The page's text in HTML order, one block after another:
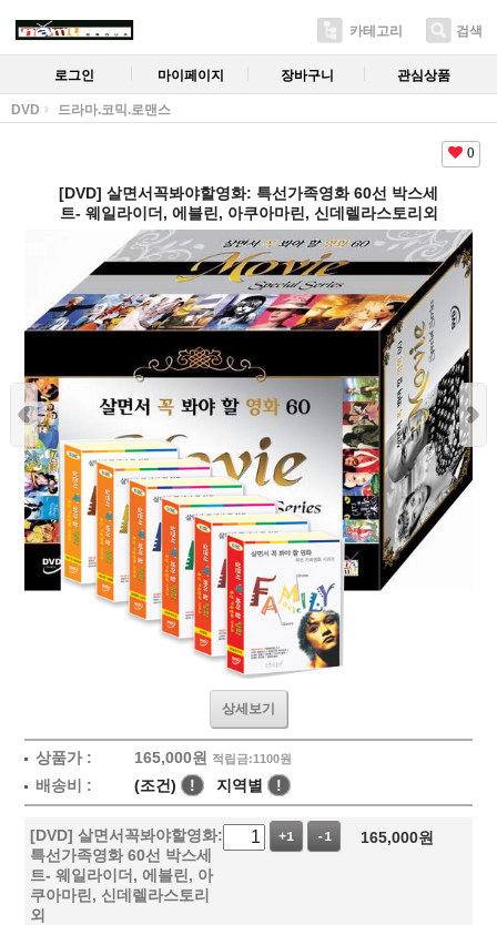
카테고리 검색
로그인 마이페이지 장바구니 관심상품
DVD 드라마.코믹.로맨스
0
[DVD] 살면서꼭봐야할영화: 특선가족영화 60선 박스세
트- 웨일라이더, 에블린, 아쿠아마린, 신데렐라스토리외
상세보기
상품가 : 165,000원 적립금:1100원
배송비 : (조건) ! 지역별 !
[DVD] 살면서꼭봐야할영화:
특선가족영화 60선 박스세
트- 웨일라이더, 에블린, 아
쿠아마린, 신데렐라스토리
외
+1 -1 165,000원